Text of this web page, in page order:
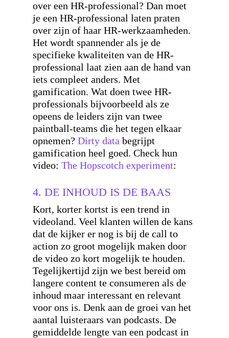
over een HR-professional? Dan moet
je een HR-professional laten praten
over zijn of haar HR-werkzaamheden.
Het wordt spannender als je de
specifieke kwaliteiten van de HR-
professional laat zien aan de hand van
iets compleet anders. Met
gamification. Wat doen twee HR-
professionals bijvoorbeeld als ze
opeens de leiders zijn van twee
paintball-teams die het tegen elkaar
opnemen? Dirty data begrijpt
gamification heel goed. Check hun
video: The Hopscotch experiment:
4. DE INHOUD IS DE BAAS
Kort, korter kortst is een trend in
videoland. Veel klanten willen de kans
dat de kijker er nog is bij de call to
action zo groot mogelijk maken door
de video zo kort mogelijk te houden.
Tegelijkertijd zijn we best bereid om
langere content te consumeren als de
inhoud maar interessant en relevant
voor ons is. Denk aan de groei van het
aantal luisteraars van podcasts. De
gemiddelde lengte van een podcast in